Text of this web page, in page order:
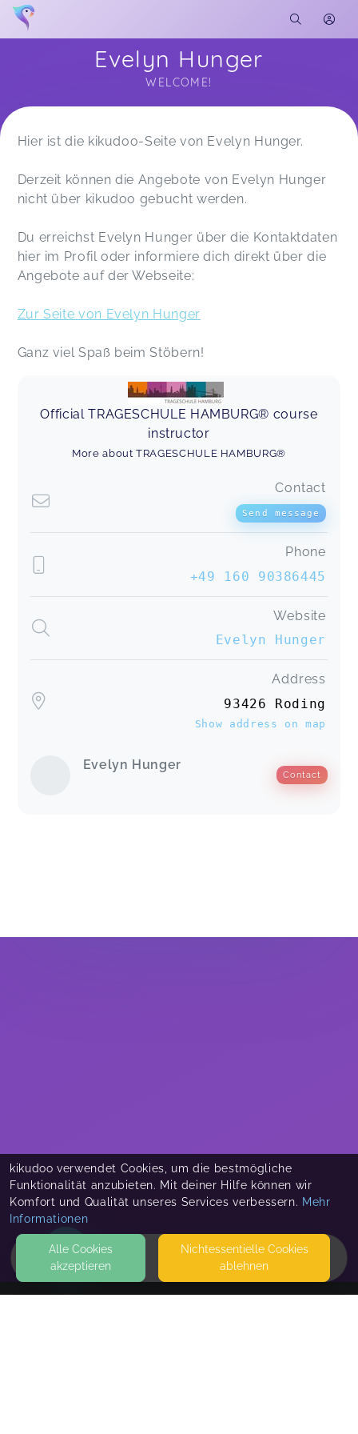
HOME
Evelyn Hunger
WELCOME!
Soon you will learn more about me here...
Hier ist die kikudoo-Seite von Evelyn Hunger.
Derzeit können die Angebote von Evelyn Hunger
nicht über kikudoo gebucht werden.
Du erreichst Evelyn Hunger über die Kontaktdaten
hier im Profil oder informiere dich direkt über die
Angebote auf der Webseite:
Zur Seite von Evelyn Hunger
Ganz viel Spaß beim Stöbern!
Official TRAGESCHULE HAMBURG® course
instructor
More about TRAGESCHULE HAMBURG®
Contact
Send message
Phone
+49 160 90386445
Website
Evelyn Hunger
Address
93426 Roding
Show address on map
Evelyn Hunger
Contact
kikudoo verwendet Cookies, um die bestmögliche
Funktionalität anzubieten. Mit deiner Hilfe können wir
Komfort und Qualität unseres Services verbessern. Mehr
Informationen
Alle Cookies
akzeptieren
Nicht­essentielle Cookies
ablehnen